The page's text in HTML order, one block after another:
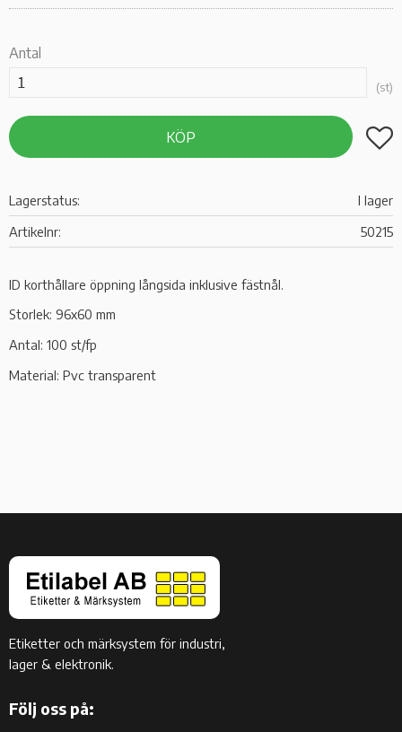
Antal
st
KÖP Lägg
Lagerstatus
I lager
Artikelnr
50215
ID korthållare öppning långsida inklusive fästnål.
Storlek: 96x60 mm
Antal: 100 st/fp
Material: Pvc transparent
Etiketter och märksystem för industri,
lager & elektronik.
Följ oss på: